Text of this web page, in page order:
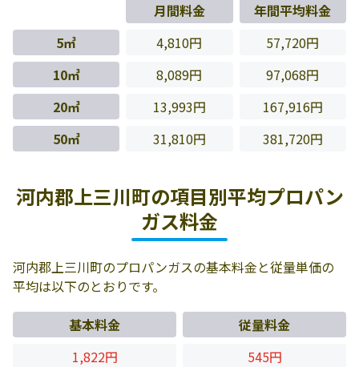
月間料金
年間平均料金
5㎥
4,810円
57,720円
10㎥
8,089円
97,068円
20㎥
13,993円
167,916円
50㎥
31,810円 381,720円
河内郡上三川町の項目別平均プロパン
ガス料金
河内郡上三川町のプロパンガスの基本料金と従量単価の
平均は以下のとおりです。
基本料金
従量料金
1,822円
545円